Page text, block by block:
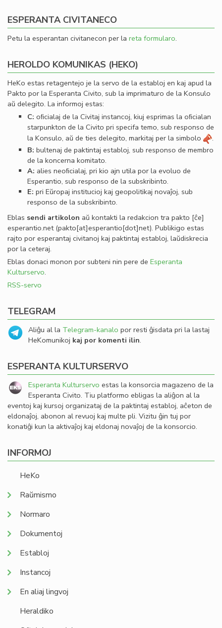
ESPERANTA CIVITANECO
Petu la esperantan civitanecon per la reta formularo.
HEROLDO KOMUNIKAS (HEKO)
HeKo estas retagentejo je la servo de la establoj en kaj apud la
Pakto por la Esperanta Civito, sub la imprimaturo de la Konsulo
aŭ delegito. La informoj estas:
C: oﬁcialaj de la Civitaj instancoj, kiuj esprimas la oﬁcialan
starpunkton de la Civito pri specifa temo, sub responso de
la Konsulo, aŭ de ties delegito, markitaj per la simbolo
.
B: bultenaj de paktintaj establoj, sub responso de membro
de la koncerna komitato.
A: alies neoﬁcialaj, pri kio ajn utila por la evoluo de
Esperantio, sub responso de la subskribinto.
E: pri Eŭropaj institucioj kaj geopolitikaj novaĵoj, sub
responso de la subskribinto.
Eblas sendi artikolon aŭ kontakti la redakcion tra pakto [ĉe]
esperantio.net(pakto[at]esperantio[dot]net). Publikigo estas
rajto por esperantaj civitanoj kaj paktintaj establoj, laŭdiskrecia
por la ceteraj.
Eblas donaci monon por subteni nin pere de Esperanta
Kulturservo.
RSS-servo
TELEGRAM
Aliĝu al la Telegram-kanalo por resti ĝisdata pri la lastaj
HeKomunikoj kaj por komenti ilin.
ESPERANTA KULTURSERVO
Esperanta Kulturservo estas la konsorcia magazeno de la
Esperanta Civito. Tiu platformo ebligas la aliĝon al la
eventoj kaj kursoj organizataj de la paktintaj establoj, aĉeton de
eldonaĵoj, abonon al revuoj kaj multe pli. Vizitu ĝin tuj por
konatiĝi kun la aktivaĵoj kaj eldonaj novaĵoj de la konsorcio.
INFORMOJ
HeKo
Raŭmismo
Normaro
Dokumentoj
Establoj
Instancoj
En aliaj lingvoj
Heraldiko